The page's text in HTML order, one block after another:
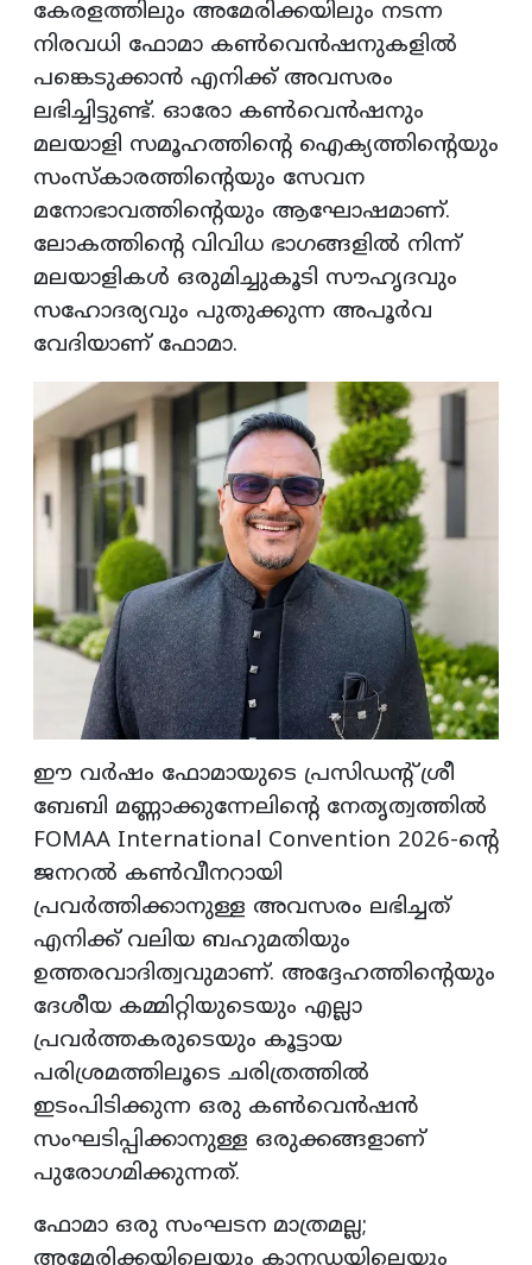
കേരളത്തിലും അമേരിക്കയിലും നടന്ന
നിരവധി ഫോമാ കൺവെൻഷനുകളിൽ
പങ്കെടുക്കാൻ എനിക്ക് അവസരം
ലഭിച്ചിട്ടുണ്ട്. ഓരോ കൺവെൻഷനും
മലയാളി സമൂഹത്തിന്റെ ഐക്യത്തിന്റെയും
സംസ്കാരത്തിന്റെയും സേവന
മനോഭാവത്തിന്റെയും ആഘോഷമാണ്.
ലോകത്തിന്റെ വിവിധ ഭാഗങ്ങളിൽ നിന്ന്
മലയാളികൾ ഒരുമിച്ചുകൂടി സൗഹൃദവും
സഹോദര്യവും പുതുക്കുന്ന അപൂർവ
വേദിയാണ് ഫോമാ.
ഈ വർഷം ഫോമായുടെ പ്രസിഡന്റ് ശ്രീ
ബേബി മണ്ണാക്കുന്നേലിന്റെ നേതൃത്വത്തിൽ
FOMAA International Convention 2026-ന്റെ
ജനറൽ കൺവീനറായി
പ്രവർത്തിക്കാനുള്ള അവസരം ലഭിച്ചത്
എനിക്ക് വലിയ ബഹുമതിയും
ഉത്തരവാദിത്വവുമാണ്. അദ്ദേഹത്തിന്റെയും
ദേശീയ കമ്മിറ്റിയുടെയും എല്ലാ
പ്രവർത്തകരുടെയും കൂട്ടായ
പരിശ്രമത്തിലൂടെ ചരിത്രത്തിൽ
ഇടംപിടിക്കുന്ന ഒരു കൺവെൻഷൻ
സംഘടിപ്പിക്കാനുള്ള ഒരുക്കങ്ങളാണ്
പുരോഗമിക്കുന്നത്.
ഫോമാ ഒരു സംഘടന മാത്രമല്ല;